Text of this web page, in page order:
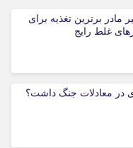
برترین تغذیه برای
غلط رایج
۲ چه تاثیری در معادلات جنگ داشت؟